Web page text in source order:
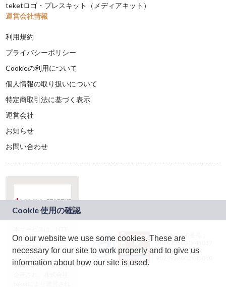
teketロゴ・プレスキット（メディアキット）
運営会社情報
利用規約
プライバシーポリシー
Cookieの利用について
個人情報の取り扱いについて
特定商取引法に基づく表示
運営会社
お知らせ
お問い合わせ
ドコモグループの新
規事業創出プログラ
ム「docomo
STARTUP」を通じて
JASRAC許諾番号：
9024936001Y45037
JASRAC許諾番号：
On our website we use some cookies. These are
necessary for our site to work properly and to give us
information about how our site is used.